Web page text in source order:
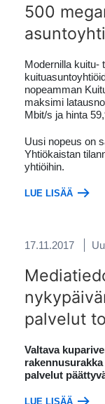
500
Modernilla kuitu-
nopeamman
maksimi
Mbit/s ja hinta
Uusi nopeus on
Yhtiökaistan
yhtiöihin.
LUE LISÄÄ
17.11.2017
palvelut
Valtava
palvelut
LUE LISÄÄ